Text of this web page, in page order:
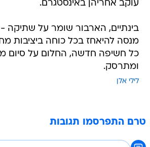
עוקב אחריהן באינסטגרם.
בינתיים, הארבור שומר על שתיקה -
מנסה להיאחז בכל כוחה ביציבות
כל חשיפה חדשה, החלום על סיום
ומתרסק.
לילי אלן
טרם התפרסמו תגובות